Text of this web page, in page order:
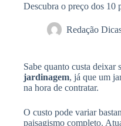
Descubra o preço dos 10
Redação
Sabe quanto custa deixar
jardinagem, já que um
na hora de contratar.
O custo pode variar
paisagismo completo.